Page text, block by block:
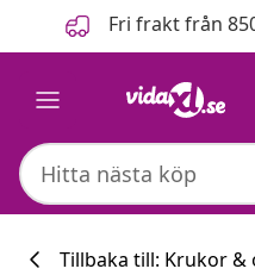
FöregåendeFri frakt från
Tillbaka till: Krukor